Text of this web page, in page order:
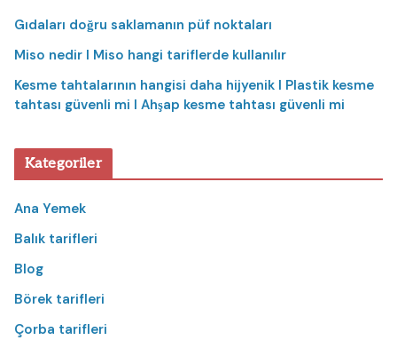
Gıdaları doğru saklamanın püf noktaları
Miso nedir I Miso hangi tariflerde kullanılır
Kesme tahtalarının hangisi daha hijyenik I Plastik kesme
tahtası güvenli mi I Ahşap kesme tahtası güvenli mi
Kategoriler
Ana Yemek
Balık tarifleri
Blog
Börek tarifleri
Çorba tarifleri